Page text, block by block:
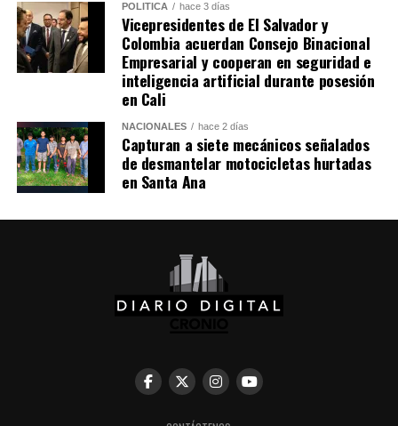
POLÍTICA hace 3 días
Vicepresidentes de El Salvador y
Colombia acuerdan Consejo Binacional
Empresarial y cooperan en seguridad e
inteligencia artificial durante posesión
en Cali
NACIONALES hace 2 días
Capturan a siete mecánicos señalados
de desmantelar motocicletas hurtadas
en Santa Ana